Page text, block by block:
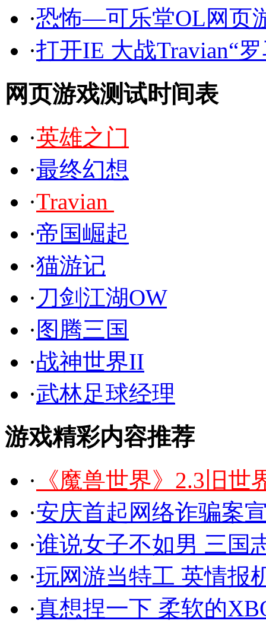
·恐怖—可乐堂OL网页
·打开IE 大战Travian“
网页游戏测试时间表
·英雄之门
·最终幻想
·Travian
·帝国崛起
·猫游记
·刀剑江湖OW
· 图腾三国
·战神世界II
·武林足球经理
游戏精彩内容推荐
· 《魔兽世界》2.3旧
·安庆首起网络诈骗案
·谁说女子不如男 三国
·玩网游当特工 英情报
·真想捏一下 柔软的